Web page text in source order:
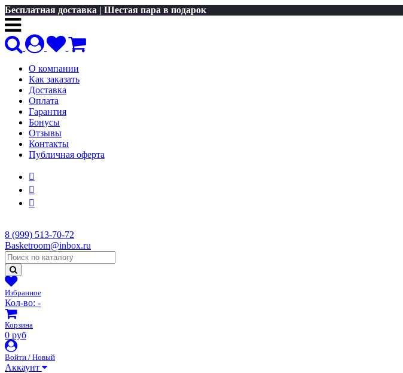
Бесплатная доставка | Шестая пара в подарок
О компании
Как заказать
Доставка
Оплата
Гарантия
Бонусы
Отзывы
Контакты
Публичная оферта
8 (999) 513-70-72
Basketroom@inbox.ru
Избранное
Кол-во: -
Корзина
0 руб
Войти / Новый
Аккаунт